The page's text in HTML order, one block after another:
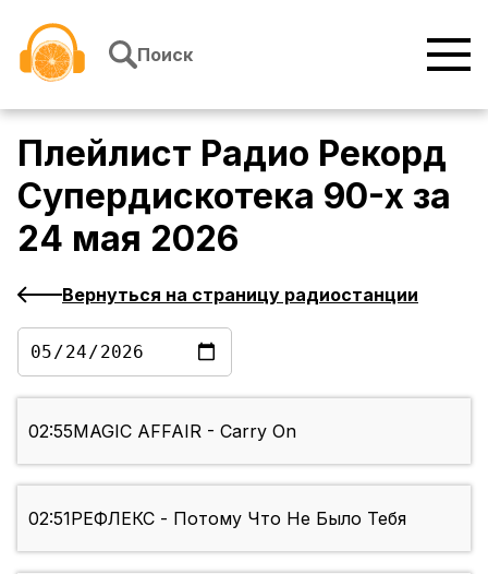
Поиск
Плейлист Радио Рекорд
Супердискотека 90-х за
24 мая 2026
Вернуться на страницу радиостанции
02:55MAGIC AFFAIR - Carry On
02:51РЕФЛЕКС - Потому Что Не Было Тебя